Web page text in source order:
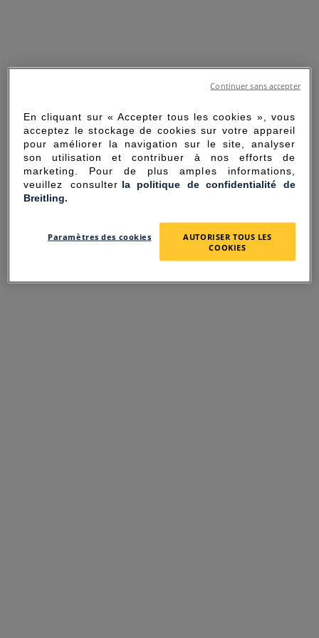
SORRY FOR THE
INCONVENIENCE
UNEXPECTED ERROR OCCURRED.
En cliquant sur « Accepter tous les cookies », vous
acceptez le stockage de cookies sur votre appareil
pour améliorer la navigation sur le site, analyser
son utilisation et contribuer à nos efforts de
marketing. Pour de plus amples informations,
veuillez consulter la politique de confidentialité de
Breitling.
Paramètres des cookies
AUTORISER TOUS LES
COOKIES
Continuer sans accepter